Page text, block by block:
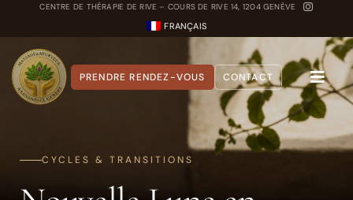
contenu
CENTRE DE THÉRAPIE DE RIVE – COURS DE RIVE 14, 1204 GENÈVE
FRANÇAIS
Toggle
PRENDRE RENDEZ-VOUS CONTACT
CYCLES & TRANSITIONS